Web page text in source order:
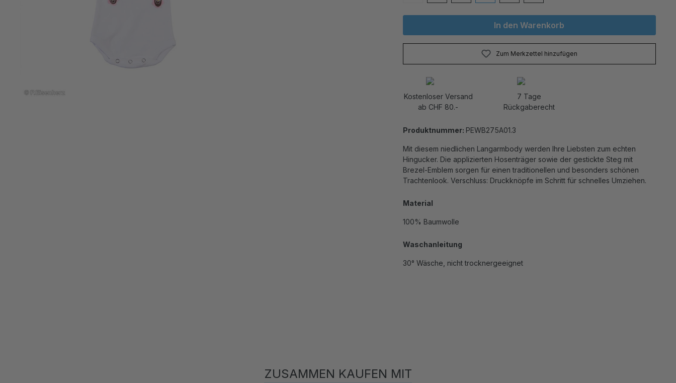
In den Warenkorb
Zum Merkzettel hinzufügen
Kostenloser Versand
ab CHF 80.-
7 Tage
Rückgaberecht
Produktnummer: PEWB275A01.3
Mit diesem niedlichen Langarmbody werden Ihre Liebsten zum echten
Hingucker. Die applizierten Hosenträger sowie der gestickte Steg mit
Brezel-Emblem sorgen für einen traditionellen und besonders schönen
Trachtenlook. Verschluss: Druckknöpfe im Schritt für schnelles Umziehen.
Material
100% Baumwolle
Waschanleitung
30° Wäsche, nicht trocknergeeignet
ZUSAMMEN KAUFEN MIT